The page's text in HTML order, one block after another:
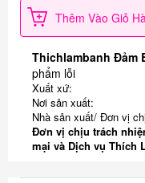
Thêm Vào Giỏ
Thichlambanh Đảm
phẩm lỗi
Xuất xứ:
Nơi sản xuất:
Nhà sản xuất/ Đơn vị
Đơn vị chịu trách
mại và Dịch vụ Thích